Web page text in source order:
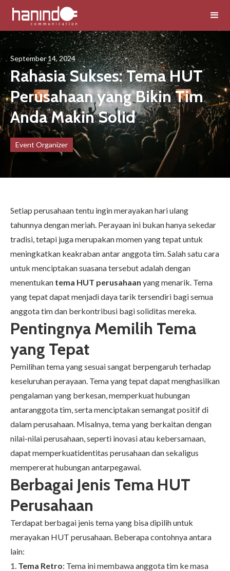
September 14, 2024
Rahasia Sukses: Tema HUT
Perusahaan yang Bikin Tim
Anda Makin Solid
Event Organizer
Setiap perusahaan tentu ingin merayakan hari ulang
tahunnya dengan meriah. Perayaan ini bukan hanya sekedar
tradisi, tetapi juga merupakan momen yang tepat untuk
meningkatkan keakraban antar anggota tim. Salah satu cara
untuk menciptakan suasana tersebut adalah dengan
menentukan tema HUT perusahaan yang menarik. Tema
yang tepat dapat menjadi daya tarik tersendiri bagi semua
anggota tim dan berkontribusi bagi soliditas mereka.
Pentingnya Memilih Tema
yang Tepat
Pemilihan tema yang sesuai sangat berpengaruh terhadap
keseluruhan perayaan. Tema yang tepat dapat menghasilkan
pengalaman yang berkesan, memperkuat hubungan
antaranggota tim, serta menciptakan semangat positif di
dalam perusahaan. Misalnya, tema yang berkaitan dengan
nilai-nilai perusahaan, seperti inovasi atau kebersamaan,
dapat memperkuatidentitas perusahaan dan sekaligus
mempererat hubungan antarpegawai.
Berbagai Jenis Tema HUT
Perusahaan
Terdapat berbagai jenis tema yang bisa dipilih untuk
merayakan HUT perusahaan. Beberapa contohnya antara
lain:
1. Tema Retro: Tema ini membawa anggota tim ke masa